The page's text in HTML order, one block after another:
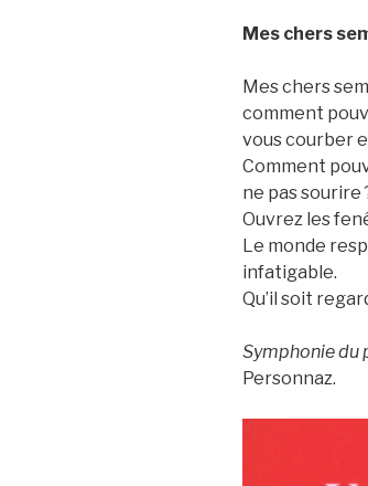
Mes chers
Mes chers
comment
vous courber
Comment
ne pas sourire
Ouvrez les
Le monde
infatigable.
Qu’il soit
Symphonie du
Personnaz.